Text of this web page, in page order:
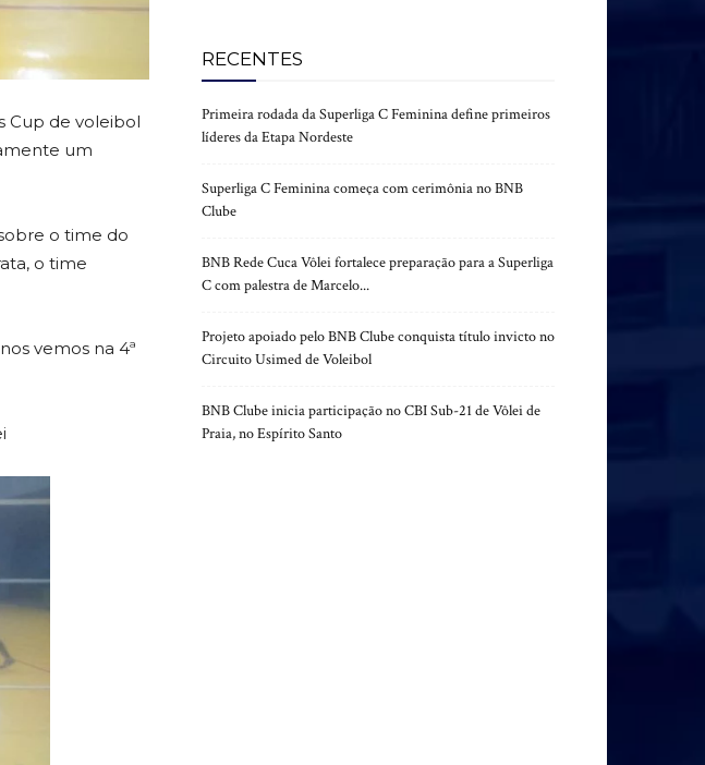
Cup de voleibol
um
o time do
o time
vemos na 4ª
RECENTES
Primeira rodada da Superliga C Feminina define primeiros
líderes da Etapa Nordeste
Superliga C Feminina começa com cerimônia no BNB
Clube
BNB Rede Cuca Vôlei fortalece preparação para a Superliga
C com palestra de Marcelo...
Projeto apoiado pelo BNB Clube conquista título invicto no
Circuito Usimed de Voleibol
BNB Clube inicia participação no CBI Sub-21 de Vôlei de
Praia, no Espírito Santo